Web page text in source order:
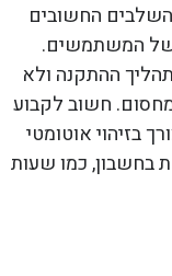
החשובים
של המשתמשים.
ההתקנה ולא
חשוב לקבוע
בזיהוי אוטומטי
בחשבון, כמו שעות